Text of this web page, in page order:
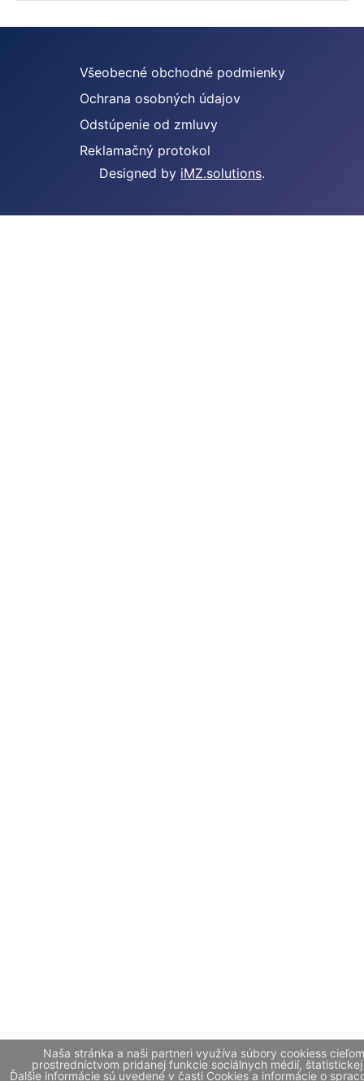
Všeobecné obchodné podmienky
Ochrana osobných údajov
Odstúpenie od zmluvy
Reklamačný protokol
Designed by iMZ.solutions.
Naša stránka a naši partneri využíva súbory cookiess
prostredníctvom pridanej funkcie sociálnych médií,
Ďalšie informácie sú uvedené v časti Cookies a informácie o